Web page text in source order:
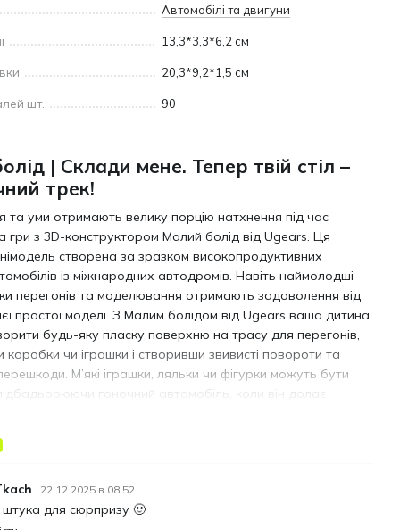
Автомобілі та двигуни
13,3*3,3*6,2 см
20,3*9,2*1,5 см
шт. 90
| Склади мене. Тепер твій стіл –
трек!
та уми отримають велику порцію натхнення під час
гри з 3D-конструктором Малий болід від Ugears. Ця
створена за зразком високопродуктивних
із міжнародних автодромів. Навіть наймолодші
перегонів та моделювання отримають задоволення від
простої моделі. З Малим болідом від Ugears ваша дитина
будь-яку пласку поверхню на трасу для перегонів,
коробки чи іграшки і створивши звивисті повороти та
М’які іграшки, ляльки чи фігурки можуть бути
гоночний автомобіль, коли він долає
витончений аеродинамічний дизайн. Нам вдалося
загальний образ швидкісного авто за допомогою простих
до дрібниць. Малий болід від Ugears може котитися
22.12.2025 в 08:52
штука для сюрпризу 🙂